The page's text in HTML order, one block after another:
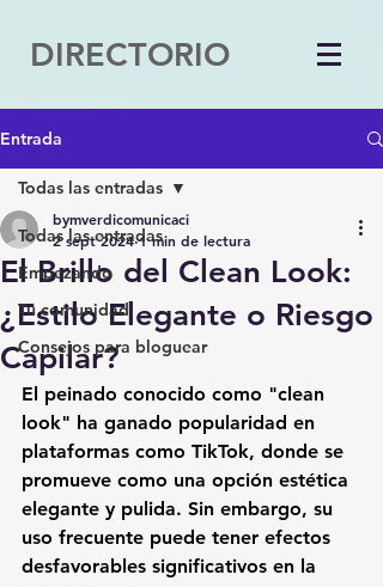
DIRECTORIO
Entrada
Todas las entradas
Empezando
Tu comunidad
Consejos para bloguear
Todas las entradas
El Brillo del Clean Look:
¿Estilo Elegante o Riesgo
Capilar?
bymverdicomunicaci
2 sept 2024 1 min de lectura
El peinado conocido como "clean
look" ha ganado popularidad en
plataformas como TikTok, donde se
promueve como una opción estética
elegante y pulida. Sin embargo, su
uso frecuente puede tener efectos
desfavorables significativos en la